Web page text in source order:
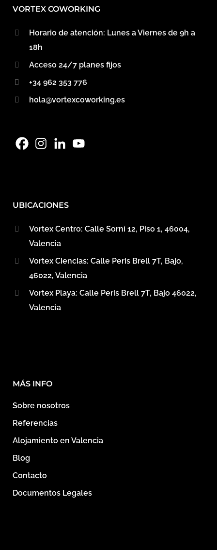
VORTEX COWORKING
Horario de atención: Lunes a Viernes de 9h a
18h
Acceso 24/7 planes fijos
+34 962 353 776
hola@vortexcoworking.es
UBICACIONES
Vortex Centro: Calle Sorní 12, Piso 1, 46004,
Valencia
Vortex Ciencias: Calle Peris Brell 7T, Bajo,
46022, Valencia
Vortex Playa: Calle Peris Brell 7T, Bajo 46022,
Valencia
MÁS INFO
Sobre nosotros
Referencias
Alojamiento en Valencia
Blog
Contacto
Documentos Legales